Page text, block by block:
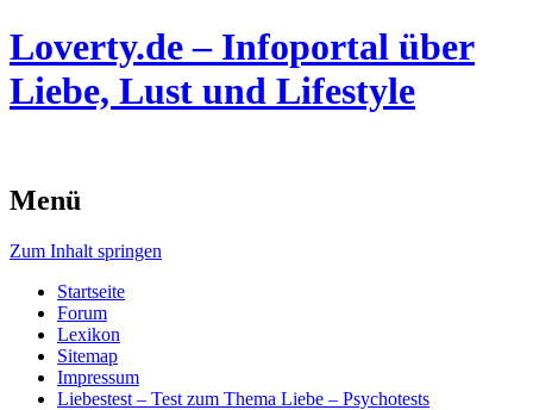
Loverty.de – Infoportal über
Liebe, Lust und Lifestyle
Menü
Zum Inhalt springen
Startseite
Forum
Lexikon
Sitemap
Impressum
Liebestest – Test zum Thema Liebe – Psychotests